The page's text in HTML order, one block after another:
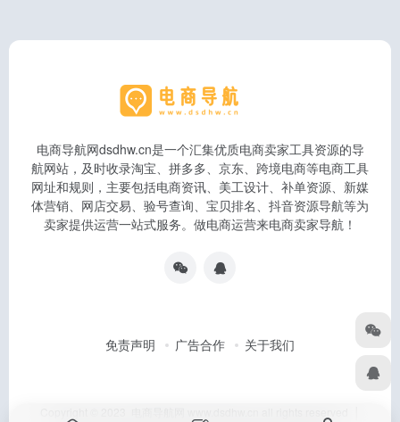
电商导航网dsdhw.cn是一个汇集优质电商卖家工具资源的导
航网站，及时收录淘宝、拼多多、京东、跨境电商等电商工具
网址和规则，主要包括电商资讯、美工设计、补单资源、新媒
体营销、网店交易、验号查询、宝贝排名、抖音资源导航等为
卖家提供运营一站式服务。做电商运营来电商卖家导航！
免责声明 广告合作 关于我们